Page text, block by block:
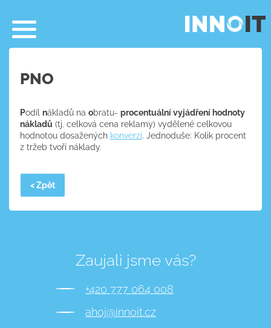
PNO
Podíl nákladů na obratu- procentuální vyjádření hodnoty
nákladů (tj. celková cena reklamy) vydělené celkovou
hodnotou dosažených konverzí. Jednoduše: Kolik procent
z tržeb tvoří náklady.
< Zpět
Zaujali jsme vás?
+420 777 064 008
ahoj@innoit.cz